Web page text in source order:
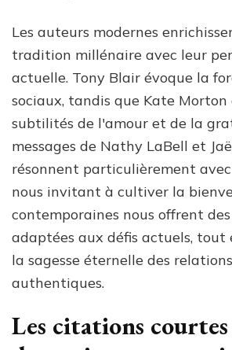
Les auteurs modernes
tradition millénaire avec leur
actuelle. Tony Blair évoque la
sociaux, tandis que Kate Morton
subtilités de l'amour et de la
messages de Nathy LaBell et
résonnent particulièrement
nous invitant à cultiver la
contemporaines nous offrent
adaptées aux défis actuels, tout
la sagesse éternelle des
authentiques.
Les citations